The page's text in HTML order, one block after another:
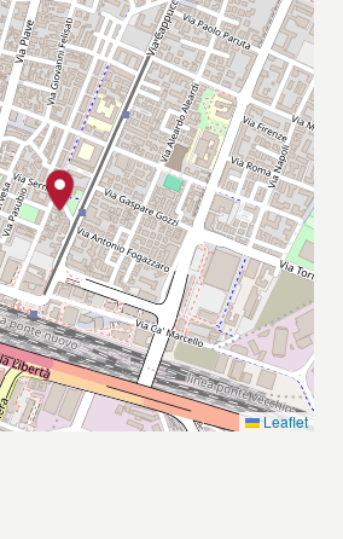
Leaflet